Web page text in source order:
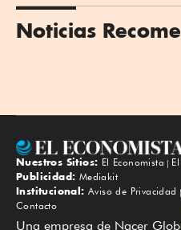
Noticias
Nuestros Sitios: El Economista
Publicidad: Mediakit
Institucional: Aviso de Privacidad
Contacto
Una empresa de Nacer